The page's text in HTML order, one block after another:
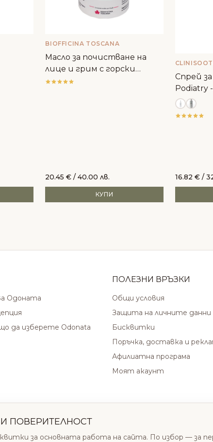
BIOFFICINA TOSCANA
Масло за почистване на
лице и грим с горски
плодове - Biofficina Toscana
20.45€ / 40.00 лв.
КУПИ
Спрей за
Podiatry -
16.82 €/
Одоната
да изберете Odonata
ПОЛЕЗНИ ВРЪЗКИ
Общи условия
Защита на личните данни
Бисквитки
Поръчка, доставка и
Афилиатна програма
Моят акаунт
ПОВЕРИТЕЛНОСТ
за основната работа на сайта. По избор — за